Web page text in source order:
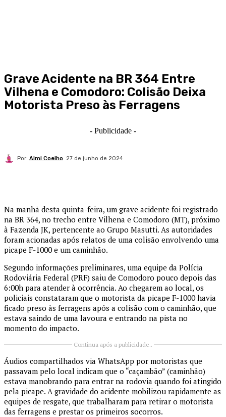
Grave Acidente na BR 364 Entre
Vilhena e Comodoro: Colisão Deixa
Motorista Preso às Ferragens
- Publicidade -
Por Almi Coelho 27 de junho de 2024
Na manhã desta quinta-feira, um grave acidente foi registrado
na BR 364, no trecho entre Vilhena e Comodoro (MT), próximo
à Fazenda JK, pertencente ao Grupo Masutti. As autoridades
foram acionadas após relatos de uma colisão envolvendo uma
picape F-1000 e um caminhão.
Segundo informações preliminares, uma equipe da Polícia
Rodoviária Federal (PRF) saiu de Comodoro pouco depois das
6:00h para atender à ocorrência. Ao chegarem ao local, os
policiais constataram que o motorista da picape F-1000 havia
ficado preso às ferragens após a colisão com o caminhão, que
estava saindo de uma lavoura e entrando na pista no
momento do impacto.
Continua após a publicidade..
Áudios compartilhados via WhatsApp por motoristas que
passavam pelo local indicam que o “caçambão” (caminhão)
estava manobrando para entrar na rodovia quando foi atingido
pela picape. A gravidade do acidente mobilizou rapidamente as
equipes de resgate, que trabalharam para retirar o motorista
das ferragens e prestar os primeiros socorros.